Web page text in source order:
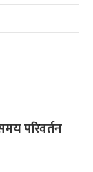
परिवर्तन